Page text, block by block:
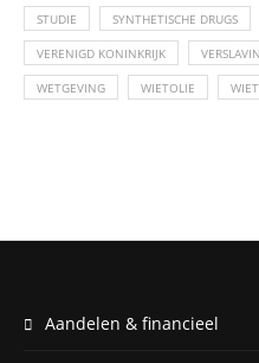
STUDIE SYNTHETISCHE DRUGS
VERENIGD KONINKRIJK
WETGEVING WIETOLIE
Aandelen & financieel